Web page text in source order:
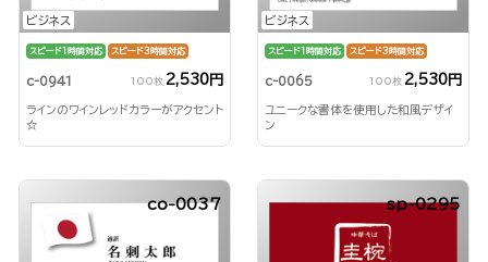
ビジネス
スピード1時間対応 スピード3時間対応
c-0941 100枚 2,530円
ラインのワインレッドカラーがアクセント
☆
ビジネス
スピード1時間対応 スピード3時間対応
c-0065 100枚 2,530円
ユニークな書体を使用した和風デザイ
ン
co-0037 sp-0295